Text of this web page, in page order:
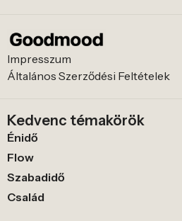
Impresszum
Általános Szerződési Feltételek
Kedvenc témakörök
Énidő
Flow
Szabadidő
Család